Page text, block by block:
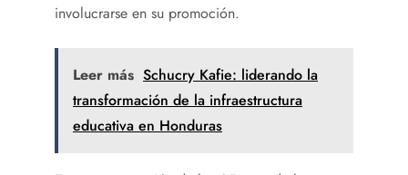
involucrarse en su promoción.
Leer más Schucry Kafie: liderando la
transformación de la infraestructura
educativa en Honduras